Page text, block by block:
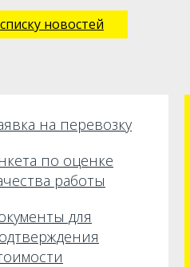
новостей
на перевозку
по оценке
работы
для